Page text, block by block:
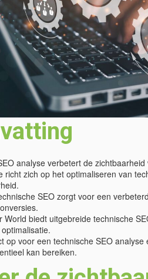
analyse verbetert de
richt zich op het optimaliseren van
SEO zorgt voor een
World biedt uitgebreide technische
op voor een technische SEO
kan bereiken.